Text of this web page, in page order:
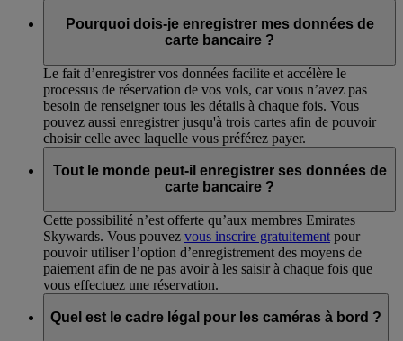
Pourquoi dois-je enregistrer mes données de
carte bancaire ?
Le fait d’enregistrer vos données facilite et accélère le
processus de réservation de vos vols, car vous n’avez pas
besoin de renseigner tous les détails à chaque fois. Vous
pouvez aussi enregistrer jusqu'à trois cartes afin de pouvoir
choisir celle avec laquelle vous préférez payer.
Tout le monde peut-il enregistrer ses données de
carte bancaire ?
Cette possibilité n’est offerte qu’aux membres Emirates
Skywards. Vous pouvez vous inscrire gratuitement pour
pouvoir utiliser l’option d’enregistrement des moyens de
paiement afin de ne pas avoir à les saisir à chaque fois que
vous effectuez une réservation.
Quel est le cadre légal pour les caméras à bord ?